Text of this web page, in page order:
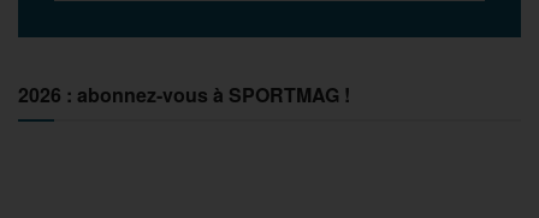
2026 : abonnez-vous à SPORTMAG !